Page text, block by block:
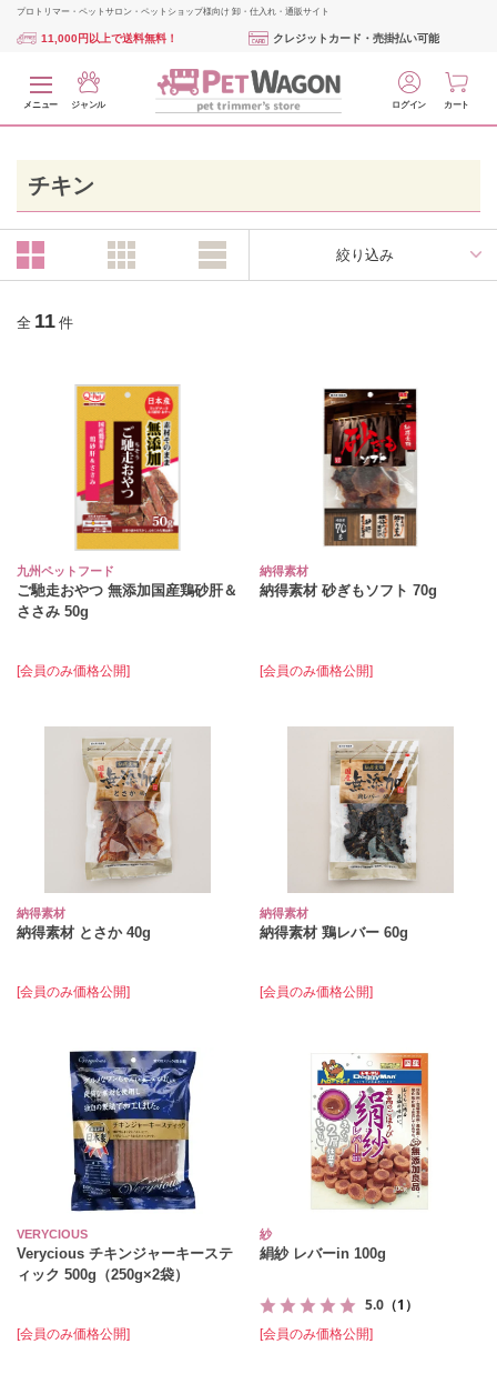
プロトリマー・ペットサロン・ペットショップ様向け 卸・仕入れ・通販サイト
11,000円以上で送料無料！ クレジットカード・売掛払い可能
メニュー ジャンル ログイン カート
チキン
絞り込み
全 11 件
九州ペットフード
ご馳走おやつ 無添加国産鶏砂肝＆
ささみ 50g
[会員のみ価格公開]
納得素材
納得素材 砂ぎもソフト 70g
[会員のみ価格公開]
納得素材
納得素材 とさか 40g
[会員のみ価格公開]
納得素材
納得素材 鶏レバー 60g
[会員のみ価格公開]
VERYCIOUS
Verycious チキンジャーキーステ
ィック 500g（250g×2袋）
[会員のみ価格公開]
紗
絹紗 レバーin 100g
5.0 （1）
[会員のみ価格公開]